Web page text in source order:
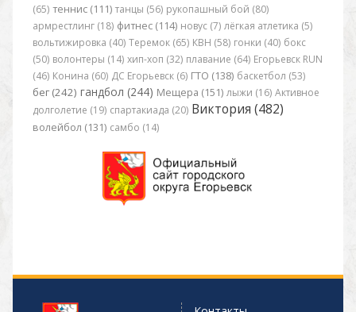
(65) теннис (111) танцы (56) рукопашный бой (80)
армрестлинг (18) фитнес (114) новус (7) лёгкая атлетика (5)
вольтижировка (40) Теремок (65) КВН (58) гонки (40) бокс
(50) волонтеры (14) хип-хоп (32) плавание (64) Егорьевск RUN
(46) Конина (60) ДС Егорьевск (6) ГТО (138) баскетбол (53)
бег (242) гандбол (244) Мещера (151) лыжи (16) Активное
долголетие (19) спартакиада (20) Виктория (482)
волейбол (131) самбо (14)